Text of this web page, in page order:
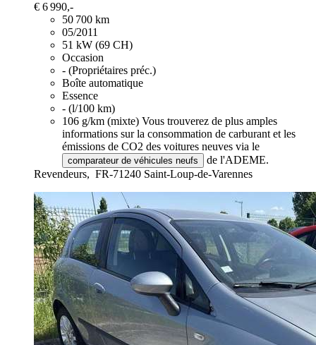
€ 6 990,-
50 700 km
05/2011
51 kW (69 CH)
Occasion
- (Propriétaires préc.)
Boîte automatique
Essence
- (l/100 km)
106 g/km (mixte) Vous trouverez de plus amples
informations sur la consommation de carburant et les
émissions de CO2 des voitures neuves via le
comparateur de véhicules neufs
de l'ADEME.
Revendeurs, FR-71240 Saint-Loup-de-Varennes